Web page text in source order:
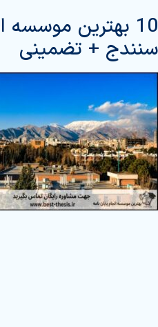
10 بهترین موسسه
سنندج + تضمینی